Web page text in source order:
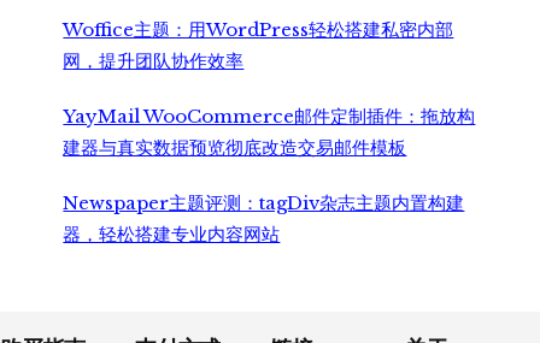
Woffice主题：用WordPress轻松搭建私密内部
网，提升团队协作效率
YayMail WooCommerce邮件定制插件：拖放构
建器与真实数据预览彻底改造交易邮件模板
Newspaper主题评测：tagDiv杂志主题内置构建
器，轻松搭建专业内容网站
Footer